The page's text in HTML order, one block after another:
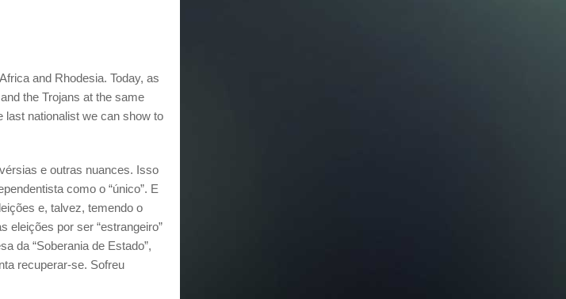
and Rhodesia. Today, as
the Trojans at the same
last nationalist we can show to
e outras nuances. Isso
como o “único”. E
e, talvez, temendo o
eleições por ser “estrangeiro”
da “Soberania de Estado”,
recuperar-se. Sofreu